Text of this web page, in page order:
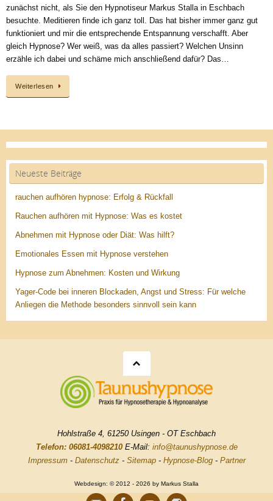
zunächst nicht, als Sie den Hypnotiseur Markus Stalla in Eschbach
besuchte. Meditieren finde ich ganz toll. Das hat bisher immer ganz gut
funktioniert und mir die entsprechende Entspannung verschafft. Aber
gleich Hypnose? Wer weiß, was da alles passiert? Welchen Unsinn
erzähle ich dabei und schäme mich anschließend dafür? Das…
Weiterlesen
Neueste Beiträge
rauchen aufhören hypnose: Erfolg & Rückfall
Rauchen aufhören mit Hypnose: Was es kostet
Abnehmen mit Hypnose oder Diät: Was hilft?
Emotionales Essen mit Hypnose verstehen
Hypnose zum Abnehmen: Kosten und Wirkung
Yager-Code bei inneren Blockaden, Angst und Stress: Für welche
Anliegen die Methode besonders sinnvoll sein kann
Hohlstraße 4, 61250 Usingen - OT Eschbach
Telefon: 06081-4098210E-Mail: info@taunushypnose.de
Impressum- Datenschutz- Sitemap- Hypnose-Blog- Partner
Webdesign: © 2012 - 2026 by Markus Stalla